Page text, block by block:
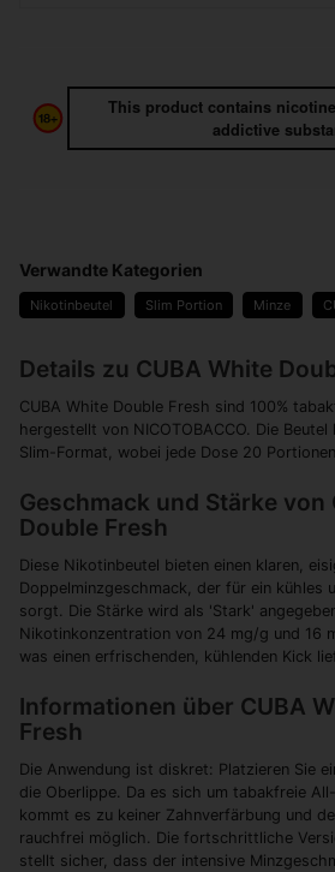
This product contains
addictive
Verwandte Kategorien
Nikotinbeutel Slim Portion Minze
Details zu CUBA White
CUBA White Double Fresh sind 100%
hergestellt von NICOTOBACCO. Die
Slim-Format, wobei jede Dose 20
Geschmack und Stärke von
Double Fresh
Diese Nikotinbeutel bieten einen klaren,
Doppelminzgeschmack, der für ein kühles
sorgt. Die Stärke wird als 'Stark'
Nikotinkonzentration von 24 mg/g und 16
was einen erfrischenden, kühlenden Kick
Informationen über CUBA
Fresh
Die Anwendung ist diskret: Platzieren Sie
die Oberlippe. Da es sich um tabakfreie
kommt es zu keiner Zahnverfärbung und
rauchfrei möglich. Die fortschrittliche
stellt sicher, dass der intensive